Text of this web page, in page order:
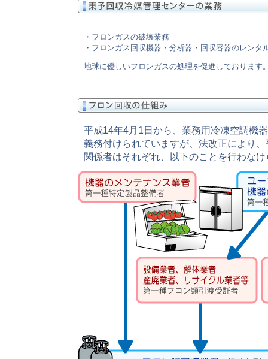
・フロンガスの破壊業務
・フロンガス回収機器・分析器・回収容器のレンタ
地球に優しいフロンガスの処理を促進しております
平成14年4月1日から、業務用冷凍空調機
義務付けられていますが、法改正により
関係者はそれぞれ、以下のことを行わな